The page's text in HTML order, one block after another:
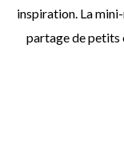
inspiration. La
partage de petits